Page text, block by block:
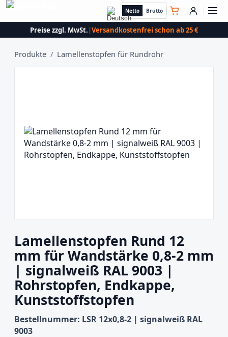
Netto Brutto
Preise zzgl. MwSt. |Versandkostenfrei schon ab 25 €
Produkte / Lamellenstopfen für Rundrohr
Lamellenstopfen Rund 12
mm für Wandstärke 0,8-2 mm
| signalweiß RAL 9003 |
Rohrstopfen, Endkappe,
Kunststoffstopfen
Bestellnummer: LSR 12x0,8-2 | signalweiß RAL
9003